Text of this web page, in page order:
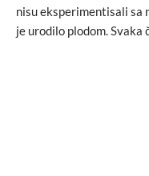
nisu eksperimentisali sa
je urodilo plodom. Svaka